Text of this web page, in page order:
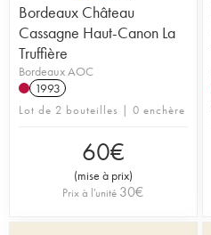
Bordeaux Château
Cassagne Haut-Canon La
Truffière
Bordeaux AOC
1993
Lot de 2 bouteilles | 0 enchère
60€
(mise à prix)
Prix à l'unité 30€